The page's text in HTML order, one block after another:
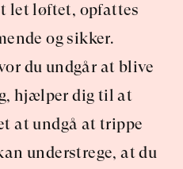
let løftet, opfattes
og sikker.
du undgår at blive
hjælper dig til at
at undgå at trippe
understrege, at du